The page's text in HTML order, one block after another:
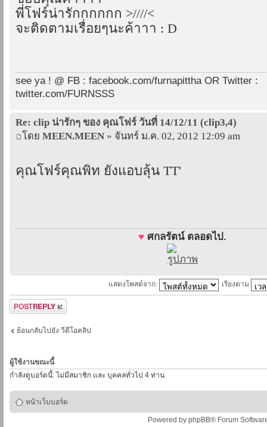
พี่โฟร์น่ารักกกกกก >////<
จะติดตามเรื่อยๆนะค้าาา : D
see ya ! @ FB : facebook.com/furnapittha OR Twitter :
twitter.com/FURNSSS
Re: clip น่ารักๆ ของ คุณโฟร์ วันที่ 14/12/11 (clip3,4)
โดย MEEN.MEEN » จันทร์ ม.ค. 02, 2012 12:09 am
คุณโฟร์คุณพิท ยังแอบลุ้น TT'
♥ ศกลรัตน์ ตลอดไป.
แสดงโพสต์จาก: เรียงตาม
ตอบกระทู้
ย้อนกลับไปยัง วีดีโอคลิป
ผู้ใช้งานขณะนี้
กำลังดูบอร์ดนี้: ไม่มีสมาชิก และ บุคคลทั่วไป 4 ท่าน
หน้าเว็บบอร์ด
Powered by phpBB® Forum